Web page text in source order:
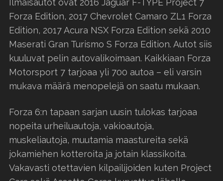
Forza Edition, 2017 Chevrolet Camaro ZL1 Forza
Edition, 2017 Acura NSX Forza Edition sekä 2010
Maserati Gran Turismo S Forza Edition. Autot siis
kuuluvat pelin autovalikoimaan. Kaikkiaan Forza
Motorsport 7 tarjoaa yli 700 autoa – eli varsin
mukava määrä menopelejä on saatu mukaan.
Forza 6:n tapaan sarjan uusin tulokas tarjoaa
nopeita urheiluautoja, vakioautoja,
muskeliautoja, muutamia maastureita sekä
jokamiehen kotteroita ja jotain klassikoita.
Vakavasti otettavien kilpailijoiden kuten Project